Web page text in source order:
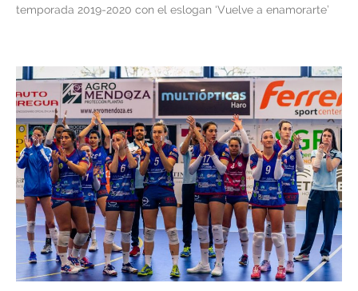
temporada 2019-2020 con el eslogan ‘Vuelve a enamorarte’